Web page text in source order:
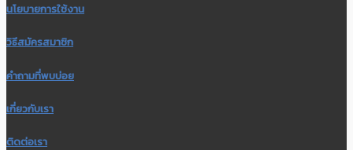
นโยบายการใช้งาน
วิธีสมัครสมาชิก
คำถามที่พบบ่อย
เกี่ยวกับเรา
ติดต่อเรา